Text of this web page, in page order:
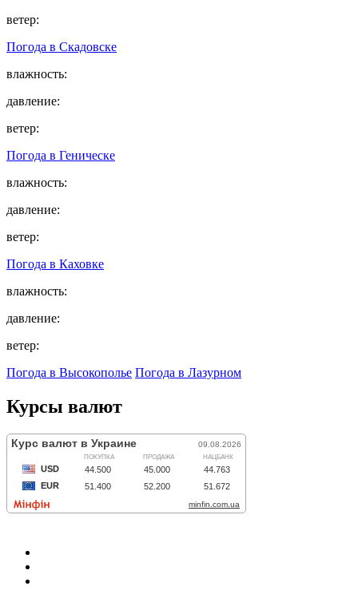
ветер:
Погода в Скадовске
влажность:
давление:
ветер:
Погода в Геническе
влажность:
давление:
ветер:
Погода в Каховке
влажность:
давление:
ветер:
Погода в Высокополье Погода в Лазурном
Курсы валют